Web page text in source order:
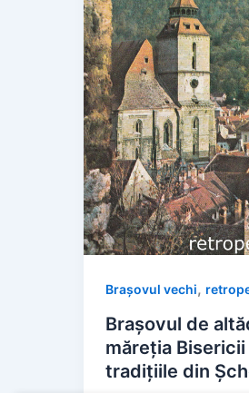
Brașovul vechi,
Brașovul de
măreția
tradițiile din